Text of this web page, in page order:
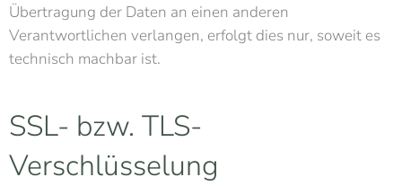
Übertragung der Daten an einen anderen
Verantwortlichen verlangen, erfolgt dies nur, soweit es
technisch machbar ist.
SSL- bzw. TLS-
Verschlüsselung